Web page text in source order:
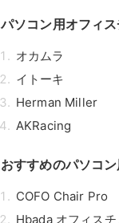
パソコン用オフィ
オカムラ
イトーキ
Herman Miller
AKRacing
おすすめのパソコ
COFO Chair Pro
Hbada オフィス